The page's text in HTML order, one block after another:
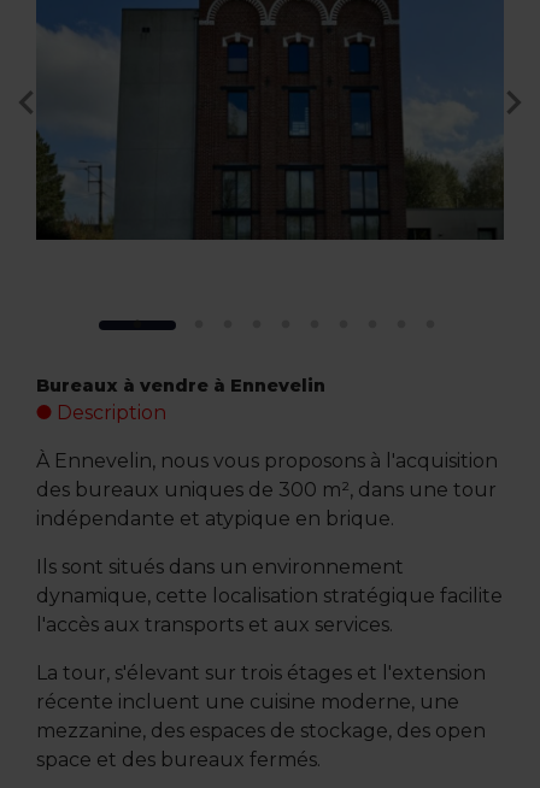
Bureaux à vendre à Ennevelin
Description
À Ennevelin, nous vous proposons à l'acquisition
des bureaux uniques de 300 m², dans une tour
indépendante et atypique en brique.
Ils sont situés dans un environnement
dynamique, cette localisation stratégique facilite
l'accès aux transports et aux services.
La tour, s'élevant sur trois étages et l'extension
récente incluent une cuisine moderne, une
mezzanine, des espaces de stockage, des open
space et des bureaux fermés.